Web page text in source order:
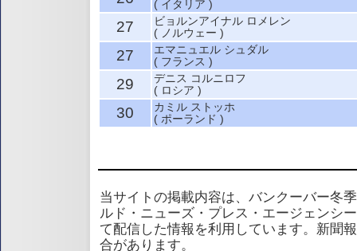
( イタリア )
27
ビョルンアイナル ロメレン
( ノルウェー )
27
エマニュエル シュダル
( フランス )
29
デニス コルニロフ
( ロシア )
30
カミル ストッホ
( ポーランド )
当サイトの掲載内容は、バンクーバー冬
ルド・ニューズ・プレス・エージェンシ
て配信した情報を利用しています。新聞
合があります。